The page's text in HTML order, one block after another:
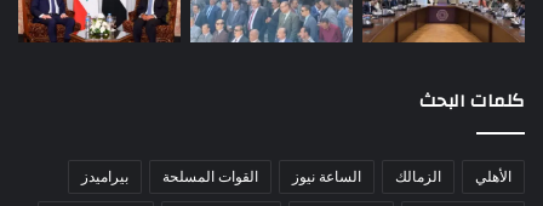
كلمات البحث
الأهلي الزمالك الساعة نيوز القوات المسلحة
بيراميدز